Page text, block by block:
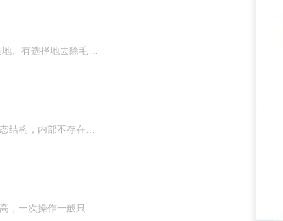
化学去毛刺 化学去毛刺方法是利用电化学反应原理，对金属材料制成的零件进行自动地、有选择地去除毛刺的过程。它适用于那些难于去除的内部毛刺，尤其适合去除泵体、阀体等产品